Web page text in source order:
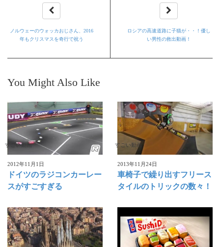
ノルウェーのウォッカおじさん、2016
年もクリスマスを奇行で祝う
ロシアの高速道路に子猫が・・！優し
い男性の救出動画！
You Might Also Like
すごい動画
2012年11月1日
ドイツのラジコンカーレー
スがすごすぎる
すごい動画
2013年11月24日
車椅子で繰り出すフリース
タイルのトリックの数々！